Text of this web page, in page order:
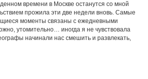
времени в Москве останутся со мной
прожила эти две недели вновь. Самые
моменты связаны с ежедневными
утомительно… иногда я не чувствовала
начинали нас смешить и развлекать,